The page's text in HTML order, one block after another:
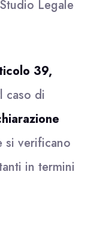
Legale
39,
caso di
si verificano
in termini